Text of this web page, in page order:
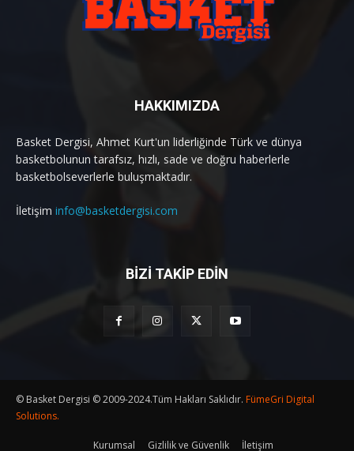
HAKKIMIZDA
Basket Dergisi, Ahmet Kurt'un liderliğinde Türk ve dünya
basketbolunun tarafsız, hızlı, sade ve doğru haberlerle
basketbolseverlerle buluşmaktadır.
İletişim info@basketdergisi.com
BİZİ TAKİP EDİN
© Basket Dergisi © 2009-2024.Tüm Hakları Saklıdır. FümeGri Digital
Solutions.
Kurumsal Gizlilik ve Güvenlik İletişim